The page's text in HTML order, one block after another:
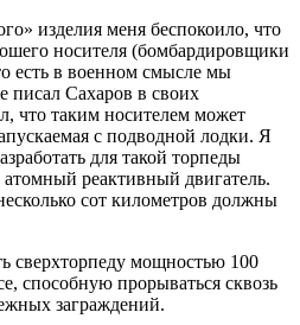
изделия меня беспокоило, что
носителя (бомбардировщики
есть в военном смысле мы
писал Сахаров в своих
что таким носителем может
с подводной лодки. Я
для такой торпеды
реактивный двигатель.
сот километров должны
сверхторпеду мощностью 100
способную прорываться сквозь
заграждений.